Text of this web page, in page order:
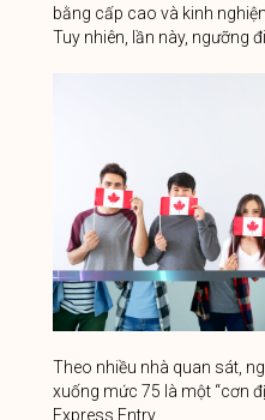
bằng cấp cao và kinh
Tuy nhiên, lần này, ngưỡng
Theo nhiều nhà quan sát,
xuống mức 75 là một “cơn
Express Entry.